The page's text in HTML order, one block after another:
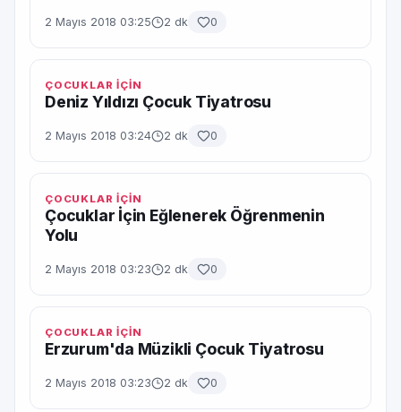
2 Mayıs 2018 03:25 2 dk 0
ÇOCUKLAR İÇİN
Deniz Yıldızı Çocuk Tiyatrosu
2 Mayıs 2018 03:24 2 dk 0
ÇOCUKLAR İÇİN
Çocuklar İçin Eğlenerek Öğrenmenin
Yolu
2 Mayıs 2018 03:23 2 dk 0
ÇOCUKLAR İÇİN
Erzurum'da Müzikli Çocuk Tiyatrosu
2 Mayıs 2018 03:23 2 dk 0